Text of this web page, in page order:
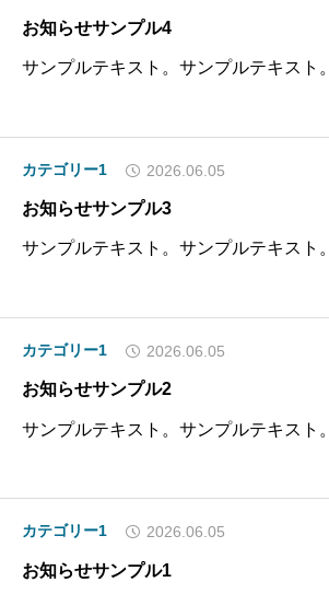
お知らせサンプル4
サンプルテキスト。サンプルテキスト。
カテゴリー1 2026.06.05
お知らせサンプル3
サンプルテキスト。サンプルテキスト。
カテゴリー1 2026.06.05
お知らせサンプル2
サンプルテキスト。サンプルテキスト。
カテゴリー1 2026.06.05
お知らせサンプル1